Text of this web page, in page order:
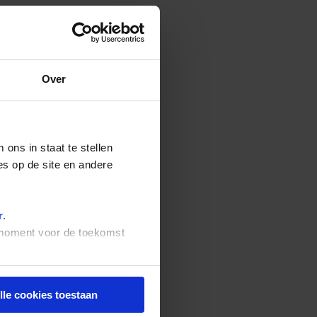
Over
ons in staat te stellen
op de site en andere
.
voor de toekomst
cookies toestaan